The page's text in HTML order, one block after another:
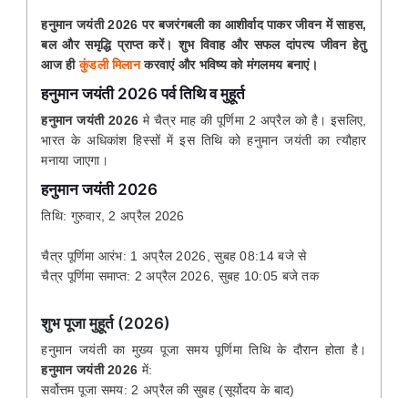
हनुमान जयंती 2026 पर बजरंगबली का आशीर्वाद पाकर जीवन में साहस,
बल और समृद्धि प्राप्त करें। शुभ विवाह और सफल दांपत्य जीवन हेतु
आज हीकुंडली मिलानकरवाएं और भविष्य को मंगलमय बनाएं।
हनुमान जयंती 2026 पर्व तिथि व मुहूर्त
हनुमान जयंती 2026 मे चैत्र माह की पूर्णिमा 2 अप्रैल को है। इसलिए,
भारत के अधिकांश हिस्सों में इस तिथि को हनुमान जयंती का त्यौहार
मनाया जाएगा।
हनुमानजयंती 2026
तिथि: गुरुवार, 2 अप्रैल 2026
चैत्र पूर्णिमा आरंभ: 1 अप्रैल 2026, सुबह 08:14 बजे से
चैत्र पूर्णिमा समाप्त: 2 अप्रैल 2026, सुबह 10:05 बजे तक
शुभ पूजा मुहूर्त (2026)
हनुमान जयंती का मुख्य पूजा समय पूर्णिमा तिथि के दौरान होता है।
हनुमान जयंती 2026 में:
सर्वोत्तम पूजा समय: 2 अप्रैल की सुबह (सूर्योदय के बाद)